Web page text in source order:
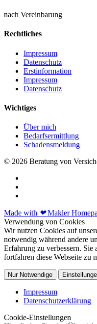
nach Vereinbarung
Rechtliches
Impressum
Datenschutz
Erstinformation
Impressum
Datenschutz
Wichtiges
Über mich
Bedarfsermittlung
Schadensmeldung
© 2026 Beratung von
Made with ❤Makler
Verwendung von Cookies
Wir nutzen Cookies auf
notwendig während andere
Erfahrung zu verbessern. Sie
fortfahren diese Webseite zu
Nur Notwendige
Impressum
Datenschutzerklärung
Cookie-Einstellungen